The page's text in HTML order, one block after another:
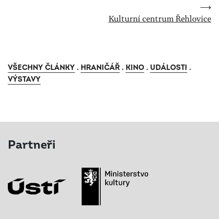
⟶
Kulturní centrum Řehlovice
VŠECHNY ČLÁNKY . HRANIČÁŘ . KINO . UDÁLOSTI .
VÝSTAVY
Partneři